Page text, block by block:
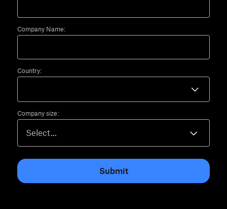
Company Name:
Country:
Company size:
Submit